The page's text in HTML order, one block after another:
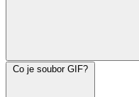
Co je soubor GIF?